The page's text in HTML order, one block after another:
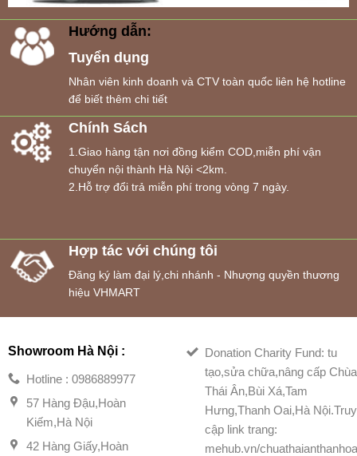
Hướng dẫn:
Tuyển dụng
Nhân viên kinh doanh và CTV toàn quốc liên hệ hotline
để biết thêm chi tiết
Chính Sách
1.Giao hàng tận nơi đồng kiểm COD,miễn phí vận
chuyển nội thành Hà Nội <2km.
2.Hỗ trợ đổi trả miễn phí trong vòng 7 ngày.
Hợp tác với chúng tôi
Đăng ký làm đại lý,chi nhánh - Nhượng quyền thương
hiệu VHMART
Showroom Hà Nội :
Hotline : 0986889977
57 Hàng Đậu,Hoàn
Kiếm,Hà Nội
42 Hàng Giấy,Hoàn
Donation Charity Fund: tu
tạo,sửa chữa,nâng cấp Chùa
Thái Ân,Bùi Xá,Tam
Hưng,Thanh Oai,Hà Nội.Truy
cập link trang:
mehub.vn/